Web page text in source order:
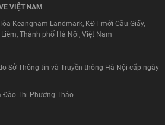
VIỆT NAM
Keangnam Landmark, KĐT mới Cầu Giấy,
Thành phố Hà Nội, Việt Nam
Sở Thông tin và Truyền thông Hà Nội cấp ngày
Đào Thị Phương Thảo